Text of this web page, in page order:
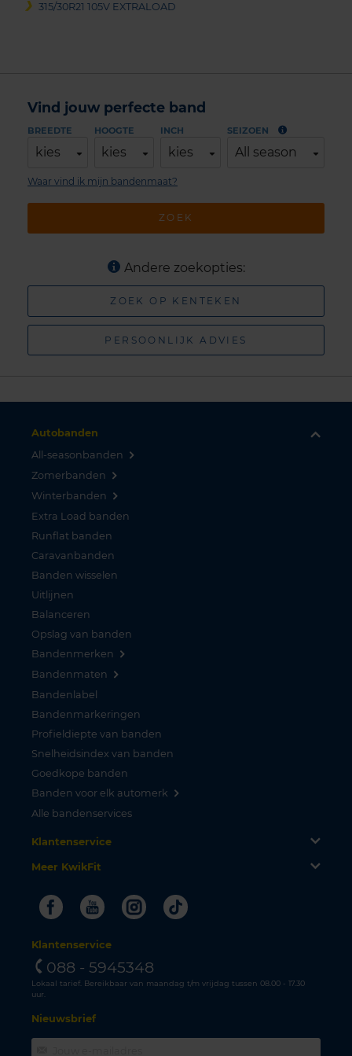
315/30R21 105V EXTRALOAD
Vind jouw perfecte band
BREEDTE
kies
HOOGTE
kies
INCH
kies
SEIZOEN
All season
ZOEK
Waar vind ik mijn bandenmaat?
Andere zoekopties:
ZOEK OP KENTEKEN
PERSOONLIJK ADVIES
Autobanden
All-seasonbanden
Zomerbanden
Winterbanden
Extra Load banden
Runflat banden
Caravanbanden
Banden wisselen
Uitlijnen
Balanceren
Opslag van banden
Bandenmerken
Bandenmaten
Bandenlabel
Bandenmarkeringen
Profieldiepte van banden
Snelheidsindex van banden
Goedkope banden
Banden voor elk automerk
Alle bandenservices
Klantenservice
Meer KwikFit
FacebookYoutubeInstagram
Tiktok
Klantenservice
088 - 5945348
Lokaal tarief. Bereikbaar van maandag t/m vrijdag tussen 08.00 - 17.30
uur.
Nieuwsbrief